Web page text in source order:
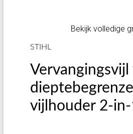
Bekijk volledige
STIHL
Vervangingsvijl
vijlhouder 2-